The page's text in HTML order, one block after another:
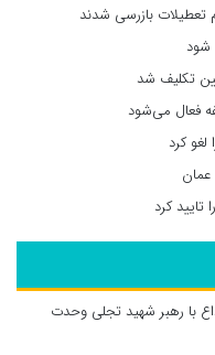
تعطیلات بازرسی شدند
شود
تکلیف شد
فعال می‌شود
کرد
عمان
کرد
با رهبر شهید تجلی وحدت